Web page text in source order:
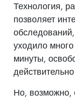
Технология,
позволяет
уходило
минуты,
Но, возможно,